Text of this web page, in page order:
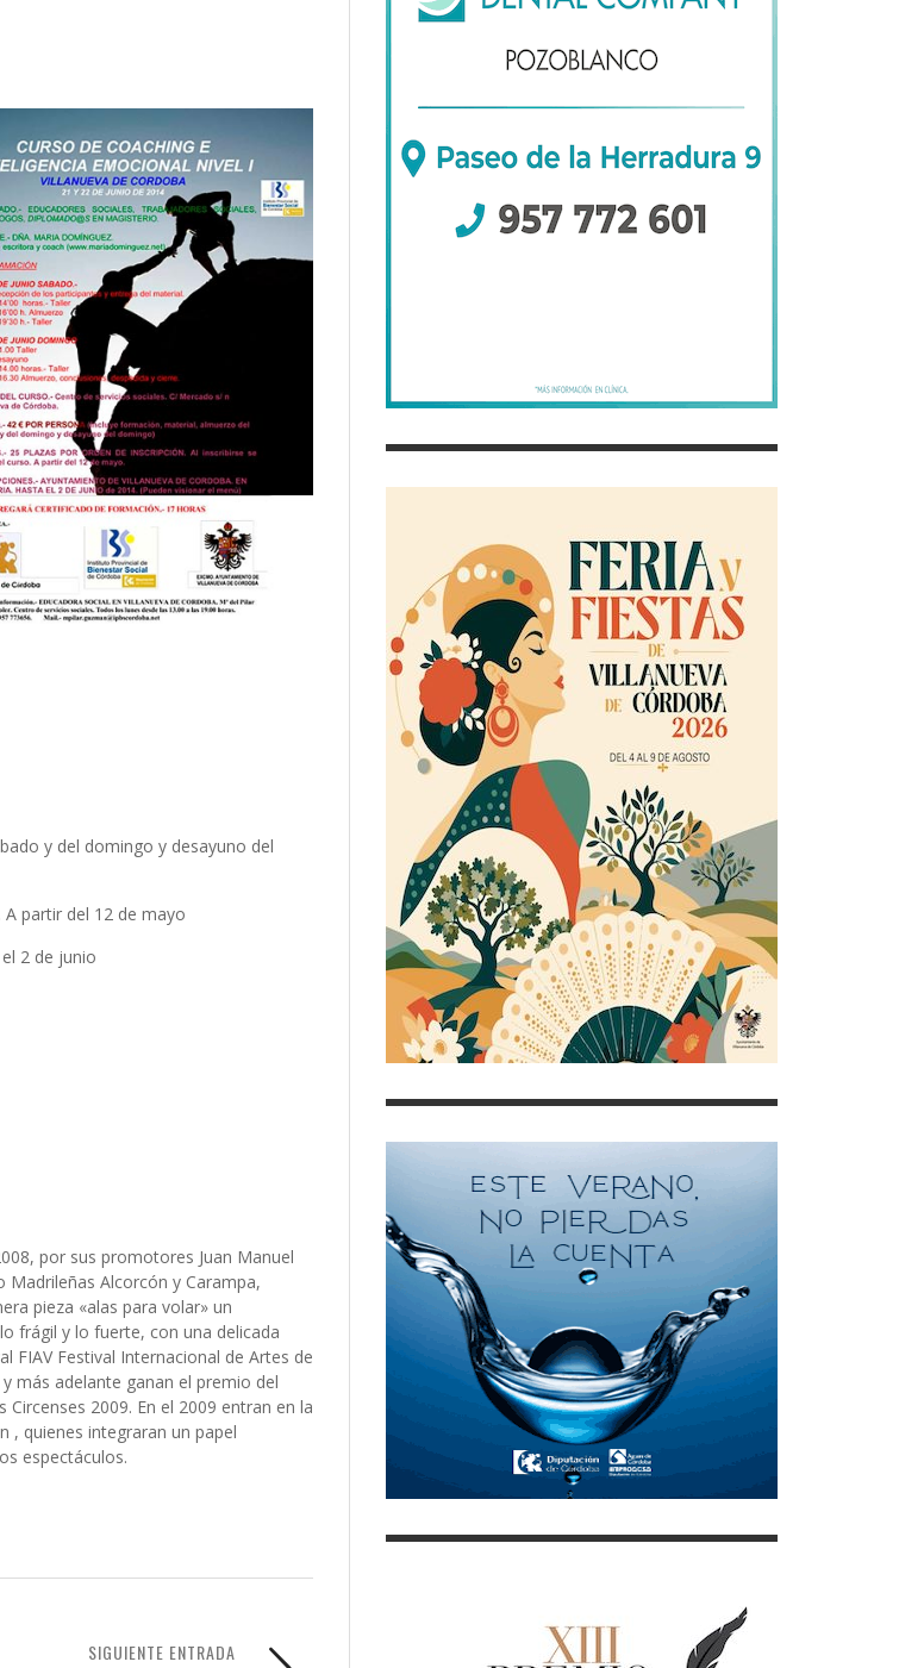
y del domingo y desayuno del
A partir del 12 de mayo
2 de junio
por sus promotores Juan Manuel
Madrileñas Alcorcón y Carampa,
pieza «alas para volar» un
frágil y lo fuerte, con una delicada
FIAV Festival Internacional de Artes de
más adelante ganan el premio del
2009. En el 2009 entran en la
, quienes integraran un papel
espectáculos.
SIGUIENTE ENTRADA